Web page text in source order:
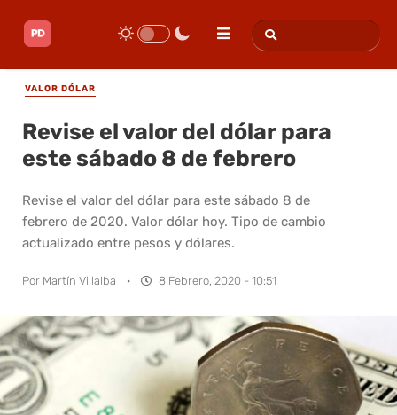
VALOR DÓLAR
Revise el valor del dólar para
este sábado 8 de febrero
Revise el valor del dólar para este sábado 8 de
febrero de 2020. Valor dólar hoy. Tipo de cambio
actualizado entre pesos y dólares.
Por Martín Villalba · 8 Febrero, 2020 - 10:51